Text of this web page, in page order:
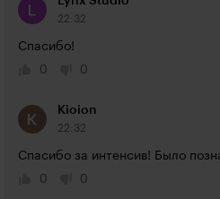
22:32
Спасибо!
0
0
Kioion
22:32
Cпасибо за интенсив! Было
0
0